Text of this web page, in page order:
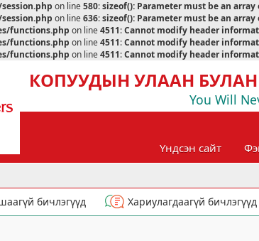
on line580:sizeof(): Parameter must be an
on line636:sizeof(): Parameter must be an
functions.php on line4511:Cannot modify header
functions.php on line4511:Cannot modify header
functions.php on line4511:Cannot modify header
КОПУУДЫН УЛААН БУЛАН
You Will
Үндсэн сайт
бичлэгүүд Хариулагдаагүй бичлэгүүд